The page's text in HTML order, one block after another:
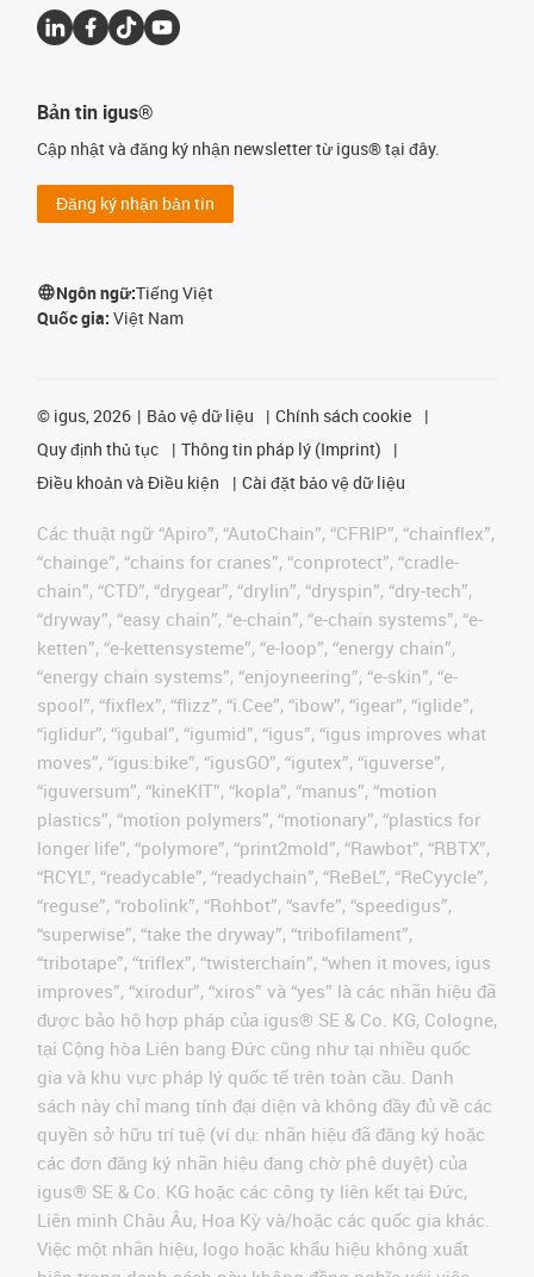
Bản tin igus®
Cập nhật và đăng ký nhận newsletter từ igus® tại đây.
Đăng ký nhận bản tin
Ngôn ngữ:Tiếng Việt
Quốc gia: Việt Nam
© igus, 2026 Bảo vệ dữ liệu
Chính sách cookie
Quy định thủ tục
Thông tin pháp lý (Imprint)
Điều khoản và Điều kiện
Cài đặt bảo vệ dữ liệu
Các thuật ngữ “Apiro”, “AutoChain”, “CFRIP”, “chainflex”,
“chainge”, “chains for cranes”, “conprotect”, “cradle-
chain”, “CTD”, “drygear”, “drylin”, “dryspin”, “dry-tech”,
“dryway”, “easy chain”, “e-chain”, “e-chain systems”, “e-
ketten”, “e-kettensysteme”, “e-loop”, “energy chain”,
“energy chain systems”, “enjoyneering”, “e-skin”, “e-
spool”, “fixflex”, “flizz”, “i.Cee”, “ibow”, “igear”, “iglide”,
“iglidur”, “igubal”, “igumid”, “igus”, “igus improves what
moves”, “igus:bike”, “igusGO”, “igutex”, “iguverse”,
“iguversum”, “kineKIT”, “kopla”, “manus”, “motion
plastics”, “motion polymers”, “motionary”, “plastics for
longer life”, “polymore”, “print2mold”, “Rawbot”, “RBTX”,
“RCYL”, “readycable”, “readychain”, “ReBeL”, “ReCyycle”,
“reguse”, “robolink”, “Rohbot”, “savfe”, “speedigus”,
“superwise”, “take the dryway”, “tribofilament”,
“tribotape”, “triflex”, “twisterchain”, “when it moves, igus
improves”, “xirodur”, “xiros” và “yes” là các nhãn hiệu đã
được bảo hộ hợp pháp của igus® SE & Co. KG, Cologne,
tại Cộng hòa Liên bang Đức cũng như tại nhiều quốc
gia và khu vực pháp lý quốc tế trên toàn cầu. Danh
sách này chỉ mang tính đại diện và không đầy đủ về các
quyền sở hữu trí tuệ (ví dụ: nhãn hiệu đã đăng ký hoặc
các đơn đăng ký nhãn hiệu đang chờ phê duyệt) của
igus® SE & Co. KG hoặc các công ty liên kết tại Đức,
Liên minh Châu Âu, Hoa Kỳ và/hoặc các quốc gia khác.
Việc một nhãn hiệu, logo hoặc khẩu hiệu không xuất